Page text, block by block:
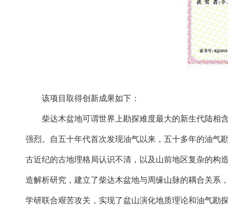
该项目取得创新成果如下：
柴达木盆地可谓世界上勘探难度最大的新生代陆相
强烈。自五十年代首次发现油气以来，五十多年的油气
古近纪的古地理格局认识不清，以及山前地区复杂的构
造解析研究，建立了柴达木盆地与周缘山脉的耦合关系
学研联合艰苦攻关，实现了盆山演化地质理论和油气勘